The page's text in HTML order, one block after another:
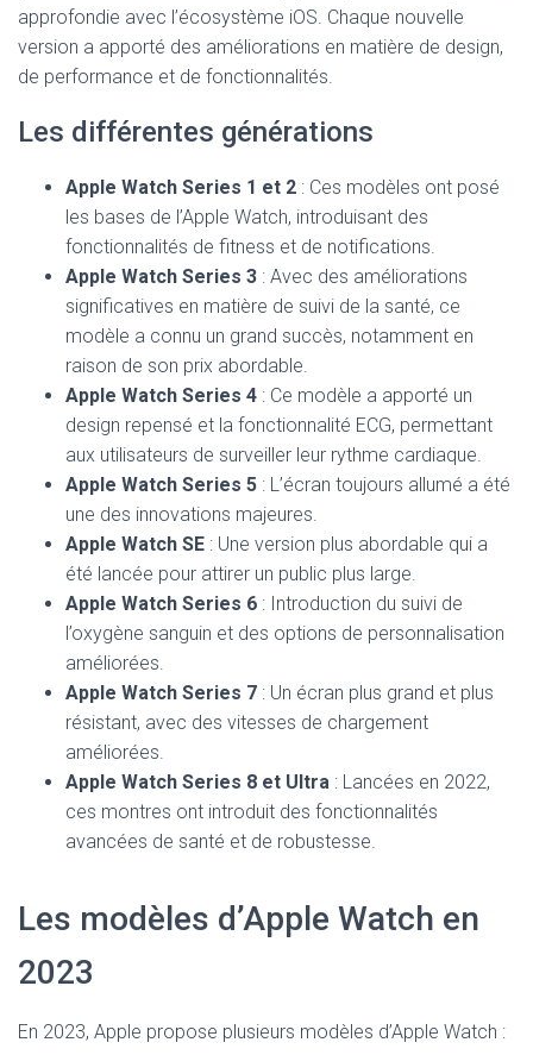
approfondie avec l’écosystème iOS. Chaque nouvelle
version a apporté des améliorations en matière de design,
de performance et de fonctionnalités.
Les différentes générations
Apple Watch Series 1 et 2 : Ces modèles ont posé
les bases de l’Apple Watch, introduisant des
fonctionnalités de fitness et de notifications.
Apple Watch Series 3 : Avec des améliorations
significatives en matière de suivi de la santé, ce
modèle a connu un grand succès, notamment en
raison de son prix abordable.
Apple Watch Series 4 : Ce modèle a apporté un
design repensé et la fonctionnalité ECG, permettant
aux utilisateurs de surveiller leur rythme cardiaque.
Apple Watch Series 5 : L’écran toujours allumé a été
une des innovations majeures.
Apple Watch SE : Une version plus abordable qui a
été lancée pour attirer un public plus large.
Apple Watch Series 6 : Introduction du suivi de
l’oxygène sanguin et des options de personnalisation
améliorées.
Apple Watch Series 7 : Un écran plus grand et plus
résistant, avec des vitesses de chargement
améliorées.
Apple Watch Series 8 et Ultra : Lancées en 2022,
ces montres ont introduit des fonctionnalités
avancées de santé et de robustesse.
Les modèles d’Apple Watch en
2023
En 2023, Apple propose plusieurs modèles d’Apple Watch :